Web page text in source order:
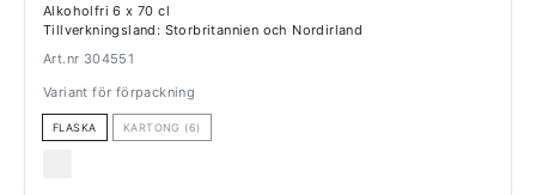
Alkoholfri 6 x 70 cl
Tillverkningsland: Storbritannien och Nordirland
Art.nr 304551
Variant för förpackning
FLASKA KARTONG (6)